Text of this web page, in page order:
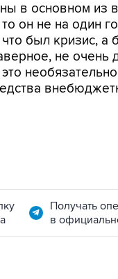
в основном
он не на один
был кризис, а
не очень
Получать
в